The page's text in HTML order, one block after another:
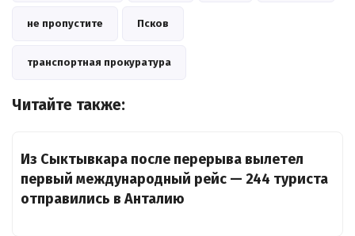
не пропустите Псков
транспортная прокуратура
Читайте также:
Из Сыктывкара после перерыва вылетел
первый международный рейс — 244 туриста
отправились в Анталию